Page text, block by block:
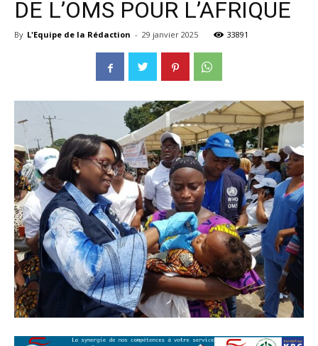
DE L’OMS POUR L’AFRIQUE
By L'Equipe de la Rédaction - 29 janvier 2025 33891